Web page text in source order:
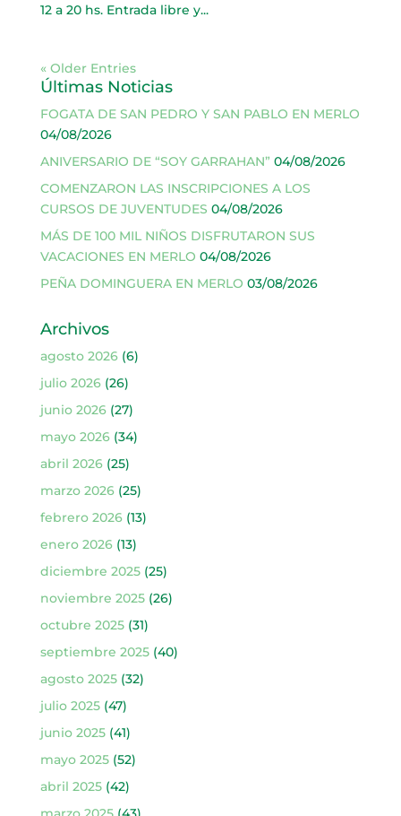
12 a 20 hs. Entrada libre y...
« Older Entries
Últimas Noticias
FOGATA DE SAN PEDRO Y SAN PABLO EN MERLO
04/08/2026
ANIVERSARIO DE “SOY GARRAHAN” 04/08/2026
COMENZARON LAS INSCRIPCIONES A LOS
CURSOS DE JUVENTUDES 04/08/2026
MÁS DE 100 MIL NIÑOS DISFRUTARON SUS
VACACIONES EN MERLO 04/08/2026
PEÑA DOMINGUERA EN MERLO 03/08/2026
Archivos
agosto 2026(6)
julio 2026(26)
junio 2026(27)
mayo 2026(34)
abril 2026(25)
marzo 2026(25)
febrero 2026(13)
enero 2026(13)
diciembre 2025(25)
noviembre 2025(26)
octubre 2025(31)
septiembre 2025(40)
agosto 2025(32)
julio 2025(47)
junio 2025(41)
mayo 2025(52)
abril 2025(42)